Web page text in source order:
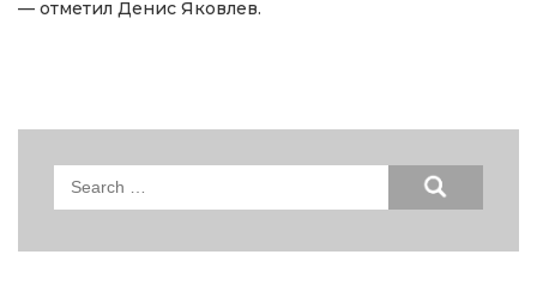
— отметил Денис Яковлев.
Search